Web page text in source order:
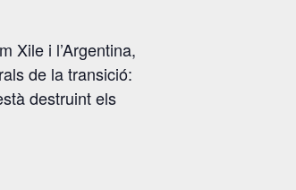
Xile i l’Argentina,
de la transició:
destruint els